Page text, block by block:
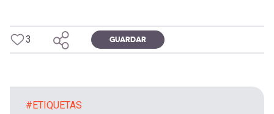
3 GUARDAR
#ETIQUETAS